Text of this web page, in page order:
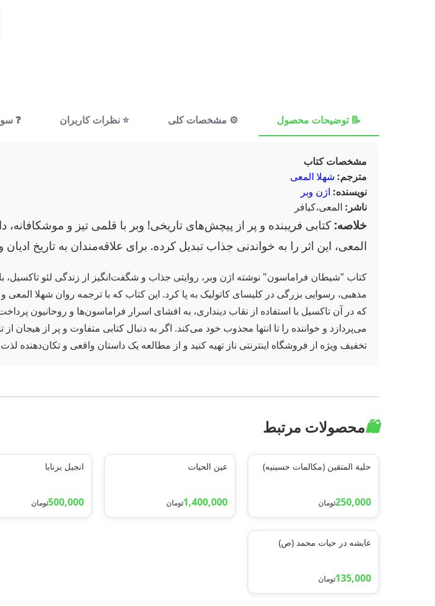
📝 توضیحات محصول ⚙️ مشخصات کلی ⭐ نظرات کاربران ❓
مشخصات کتاب
مترجم: شهلا المعی
نویسنده: اژن وبر
ناشر: المعی،کیافر
خلاصه: کتابی فریبنده و پر از پیچش‌های تاریخی! وبر با قلمی تیز و
المعی، این اثر را به خواندنی جذاب تبدیل کرده. برای علاقه‌مندان به تاریخ
کتاب "شیطان فراماسون" نوشته اژن وبر، روایتی جذاب و شگفت‌انگیز از زندگی لئو
مذهبی، رسوایی بزرگی در کلیسای کاتولیک به پا کرد. این کتاب که با ترجمه روان شهلا
می‌پردازد و خواننده را تا انتها مجذوب خود می‌کند. اگر به دنبال کتابی متفاوت و پر از
تخفیف ویژه از فروشگاه اینترنتی ناز تهیه کنید و از مطالعه یک داستان واقعی و تکان‌دهنده لذت
🛍️محصولات مرتبط
حلیة المتقین (مکالمات حسینیه)
250,000تومان
عین الحیات
1,400,000تومان
انجیل برنابا
500,000تومان
عایشه در حیات محمد (ص)
135,000تومان